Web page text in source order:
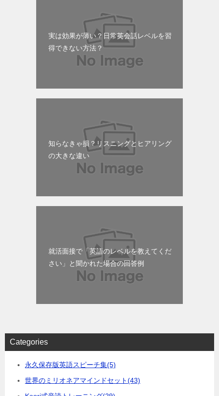
実は効果が薄い？日常英会話レベルを習
得できない方法？
知らなきゃ損？リスニングとヒアリング
の大きな違い
就活面接で「英語のレベルを教えてくだ
さい」と聞かれた場合の回答例
Categories
永久保存版英語スピーチ集(5)
世界のミリオネアマインドセット(43)